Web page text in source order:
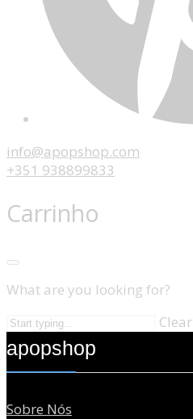
info@apopshop.com
+351 938899833
Carrinho
What are you looking for?
Clear
apopshop
Sobre Nós